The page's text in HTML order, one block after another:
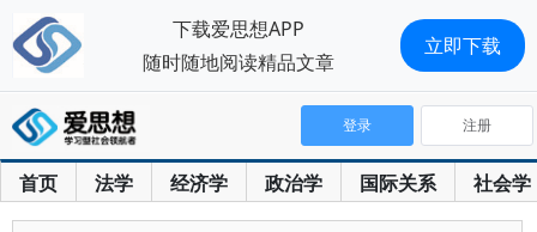
首页 法学 经济学 政治学 国际关系 社会学
登录 注册
下载爱思想APP
随时随地阅读精品文章
立即下载